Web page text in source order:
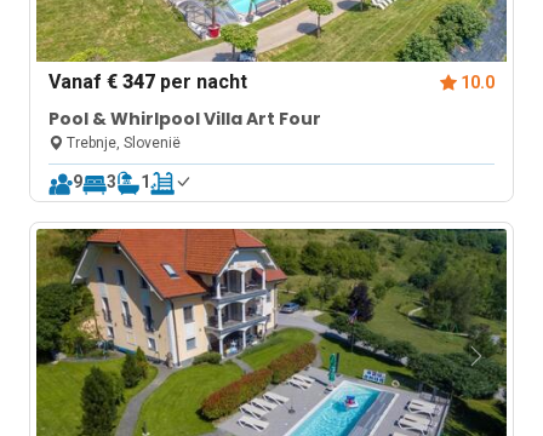
Vanaf€ 347 per nacht 10.0
Pool & Whirlpool Villa Art Four
Trebnje, Slovenië
9 3 1